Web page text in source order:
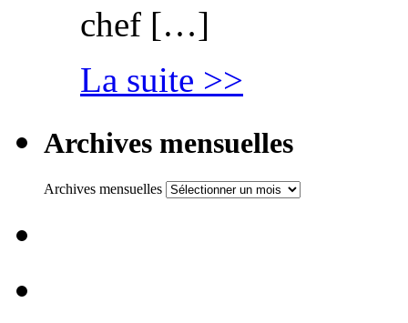
chef […]
La suite >>
Archives mensuelles
Archives mensuelles